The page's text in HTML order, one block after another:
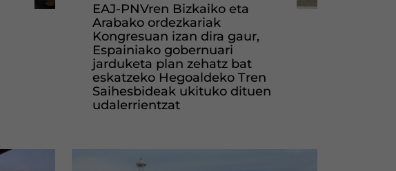
EAJ-PNVren Bizkaiko eta
Arabako ordezkariak
Kongresuan izan dira gaur,
Espainiako gobernuari
jarduketa plan zehatz bat
eskatzeko Hegoaldeko Tren
Saihesbideak ukituko dituen
udalerrientzat